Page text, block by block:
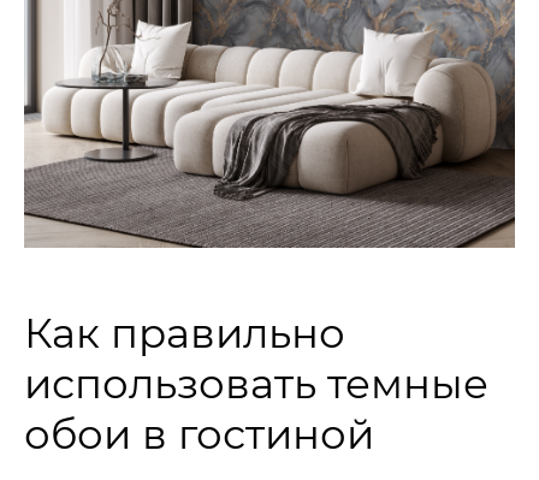
Как правильно
использовать темные
обои в гостиной